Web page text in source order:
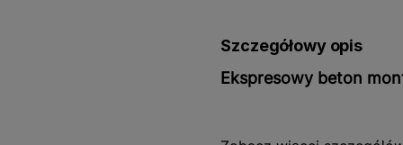
Szczegółowy opis
Ekspresowy beton
Ekspresowy beton